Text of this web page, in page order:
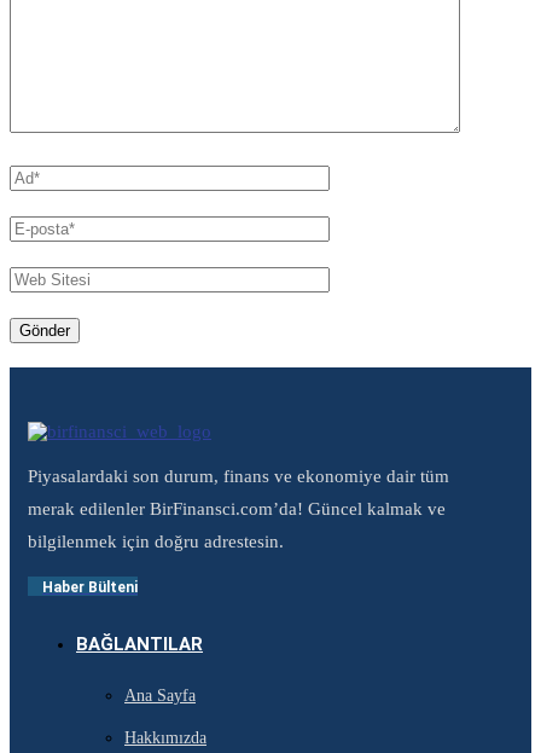
Piyasalardaki son durum, finans ve ekonomiye dair tüm
merak edilenler BirFinansci.com’da! Güncel kalmak ve
bilgilenmek için doğru adrestesin.
Haber Bülteni
BAĞLANTILAR
Ana Sayfa
Hakkımızda